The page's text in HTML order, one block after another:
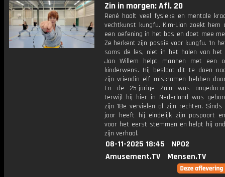
Zin in morgen: Afl. 20
René haalt veel fysieke en mentale
vechtkunst kungfu. Kim-Lian zoekt hem
een oefening in het bos en doet mee
Ze herkent zijn passie voor kungfu. 'In
soms de les, niet in het halen van het
Jan Willem helpt mannen met een
kinderwens. Hij besloot dit te doen
zijn vriendin elf miskramen hebben
En de 25-jarige Zain was
terwijl hij hier in Nederland was
zijn 18e vervielen al zijn rechten. Sinds
jaar heeft hij eindelijk zijn paspoort
voor het eerst stemmen en helpt hij
zijn verhaal.
08-11-2025 18:45
NPO2
Amusement.TV
Mensen.TV